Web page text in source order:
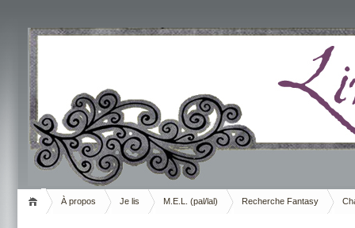
Livrement
À propos Je lis M.E.L. (pal/lal) Recherche Fantasy